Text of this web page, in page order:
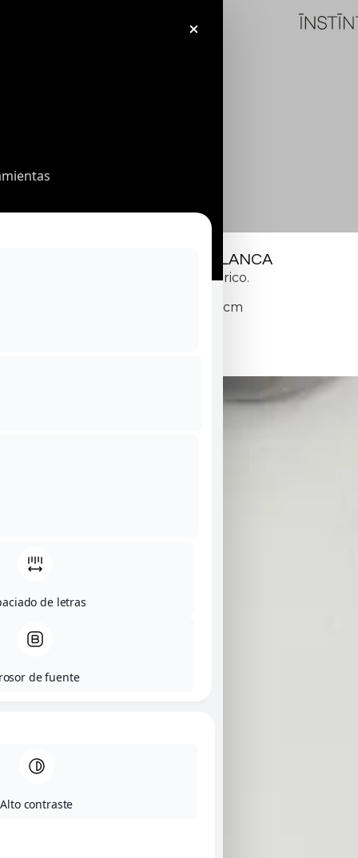
LÁMPARA BOLA BLANCA
Años 70. Pie cilíndrico.
Medidas: 25 x 20 cm
de letras
de fuente
Alto contraste